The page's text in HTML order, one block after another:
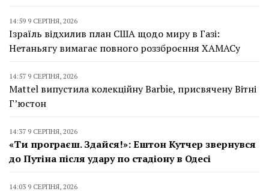
14:59 9 СЕРПНЯ, 2026
Ізраїль відхилив план США щодо миру в Газі:
Нетаньягу вимагає повного роззброєння ХАМАСу
14:57 9 СЕРПНЯ, 2026
Mattel випустила колекційну Barbie, присвячену Вітні
Г’юстон
14:37 9 СЕРПНЯ, 2026
«Ти програєш. Здайся!»: Ештон Кутчер звернувся
до Путіна після удару по стадіону в Одесі
14:03 9 СЕРПНЯ, 2026